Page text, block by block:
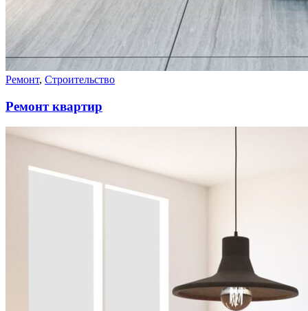
Ремонт, Строительство
Ремонт квартир